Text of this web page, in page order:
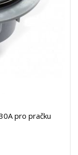
pro pračku